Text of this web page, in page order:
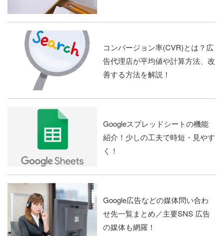
コンバージョン率(CVR)とは？広
告代理店が平均値や計算方法、改
善する方法を解説！
Googleスプレッドシートの機能
紹介！少しの工夫で時短・見やす
く！
Google広告などの媒体問い合わ
せ先一覧まとめ／主要SNS 広告
の媒体も網羅！